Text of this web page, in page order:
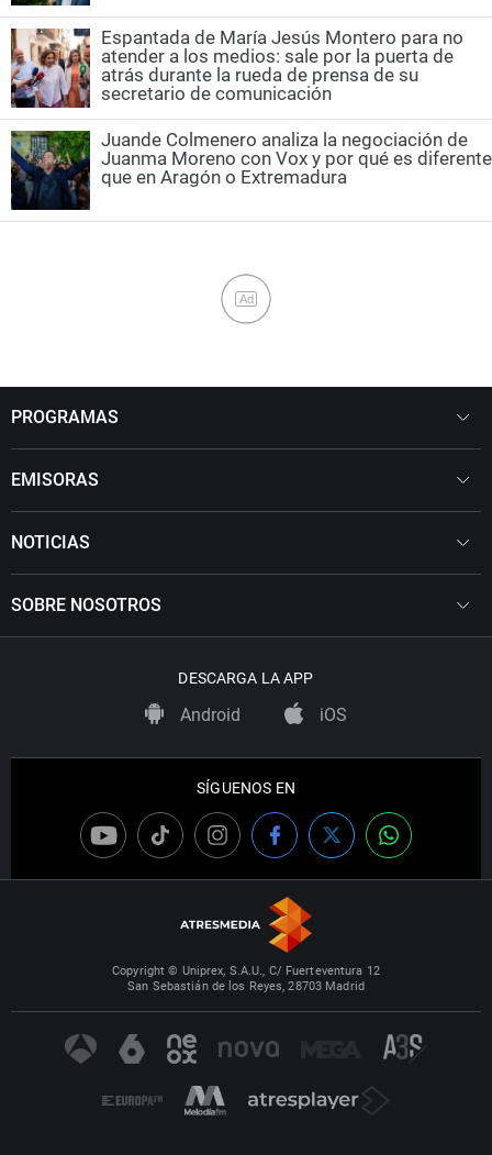
Espantada de María Jesús Montero para no
atender a los medios: sale por la puerta de
atrás durante la rueda de prensa de su
secretario de comunicación
Juande Colmenero analiza la negociación de
Juanma Moreno con Vox y por qué es diferente
que en Aragón o Extremadura
Ad
PROGRAMAS
EMISORAS
NOTICIAS
SOBRE NOSOTROS
DESCARGA LA APP
Android iOS
SÍGUENOS EN
Copyright © Uniprex, S.A.U., C/ Fuerteventura 12
San Sebastián de los Reyes, 28703 Madrid